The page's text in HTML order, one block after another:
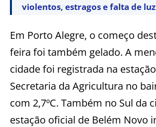
violentos, estragos e falta de luz
Em Porto Alegre, o começo
feira foi também gelado. A
cidade foi registrada na
Secretaria da Agricultura no
com 2,7ºC. Também no Sul da
estação oficial de Belém Novo